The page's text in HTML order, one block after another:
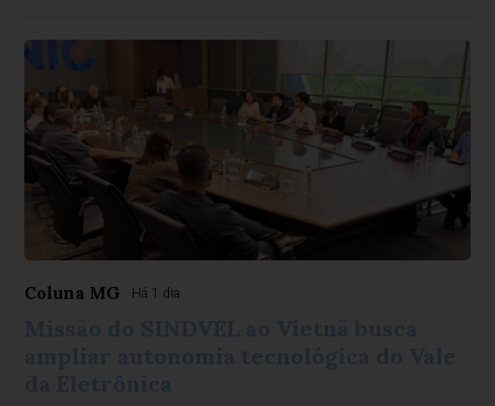
Coluna MG Há 1 dia